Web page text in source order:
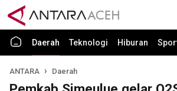
Daerah Teknologi Hiburan
ANTARA Daerah